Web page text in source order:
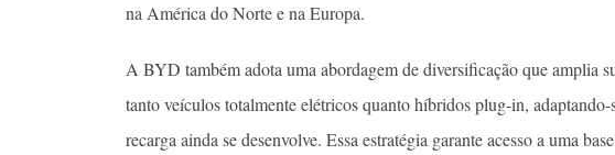
na América do Norte e na Europa.
A BYD também adota uma abordagem de diversificação que amplia
tanto veículos totalmente elétricos quanto híbridos plug-in,
recarga ainda se desenvolve. Essa estratégia garante acesso a uma